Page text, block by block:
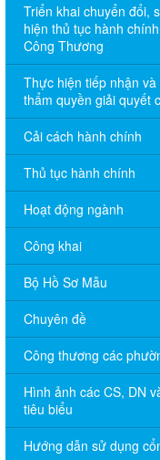
Triển khai chuyển đổi,
hiện thủ tục hành
Công Thương
Thực hiện tiếp nhận
thẩm quyền giải quyết
Cải cách hành chính
Thủ tục hành chính
Hoạt động ngành
Công khai
Bộ Hồ Sơ Mẫu
Chuyên đề
Công thương các
Hình ảnh các CS, DN
tiêu biểu
Hướng dẫn sử dụng